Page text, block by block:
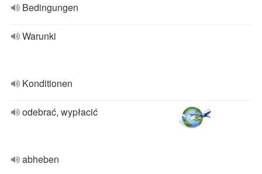
Bedingungen
Warunki
Konditionen
odebrać, wypłacić
abheben